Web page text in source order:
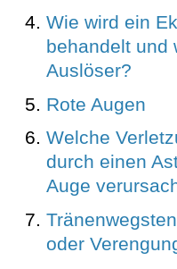
Wie wird ein
behandelt und
Auslöser?
Rote Augen
Welche
durch einen
Auge
oder